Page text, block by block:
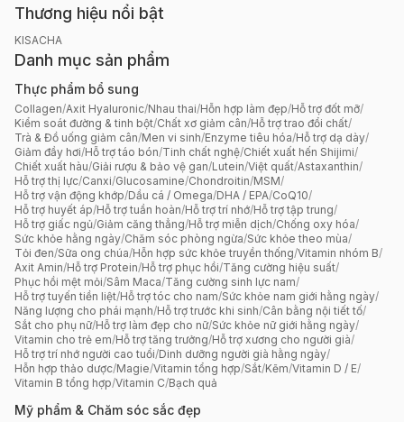
Thương hiệu nổi bật
KISACHA
Danh mục sản phẩm
Thực phẩm bổ sung
Collagen/Axit Hyaluronic/Nhau thai/Hỗn hợp làm đẹp/Hỗ trợ đốt mỡ/
Kiểm soát đường & tinh bột/Chất xơ giảm cân/Hỗ trợ trao đổi chất/
Trà & Đồ uống giảm cân/Men vi sinh/Enzyme tiêu hóa/Hỗ trợ dạ dày/
Giảm đầy hơi/Hỗ trợ táo bón/Tinh chất nghệ/Chiết xuất hến Shijimi/
Chiết xuất hàu/Giải rượu & bảo vệ gan/Lutein/Việt quất/Astaxanthin/
Hỗ trợ thị lực/Canxi/Glucosamine/Chondroitin/MSM/
Hỗ trợ vận động khớp/Dầu cá / Omega/DHA / EPA/CoQ10/
Hỗ trợ huyết áp/Hỗ trợ tuần hoàn/Hỗ trợ trí nhớ/Hỗ trợ tập trung/
Hỗ trợ giấc ngủ/Giảm căng thẳng/Hỗ trợ miễn dịch/Chống oxy hóa/
Sức khỏe hằng ngày/Chăm sóc phòng ngừa/Sức khỏe theo mùa/
Tỏi đen/Sữa ong chúa/Hỗn hợp sức khỏe truyền thống/Vitamin nhóm B/
Axit Amin/Hỗ trợ Protein/Hỗ trợ phục hồi/Tăng cường hiệu suất/
Phục hồi mệt mỏi/Sâm Maca/Tăng cường sinh lực nam/
Hỗ trợ tuyến tiền liệt/Hỗ trợ tóc cho nam/Sức khỏe nam giới hằng ngày/
Năng lượng cho phái mạnh/Hỗ trợ trước khi sinh/Cân bằng nội tiết tố/
Sắt cho phụ nữ/Hỗ trợ làm đẹp cho nữ/Sức khỏe nữ giới hằng ngày/
Vitamin cho trẻ em/Hỗ trợ tăng trưởng/Hỗ trợ xương cho người già/
Hỗ trợ trí nhớ người cao tuổi/Dinh dưỡng người già hằng ngày/
Hỗn hợp thảo dược/Magie/Vitamin tổng hợp/Sắt/Kẽm/Vitamin D / E/
Vitamin B tổng hợp/Vitamin C/Bạch quả
Mỹ phẩm & Chăm sóc sắc đẹp